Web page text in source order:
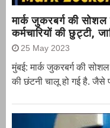
मार्क जुकरबर्ग की
कर्मचारियों की छुट्टी,
25 May 2023
मुंबई: मार्क जुकरबर्ग की
की छंटनी चालू हो गई है. जैसे